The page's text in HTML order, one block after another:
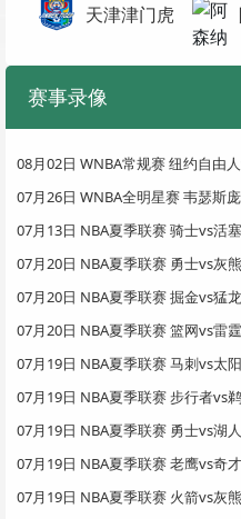
天津津门虎
赛事录像
07月13日 NBA夏季联赛 骑士vs活
07月20日 NBA夏季联赛 勇士vs灰
07月20日 NBA夏季联赛 掘金vs猛
07月20日 NBA夏季联赛 篮网vs雷
07月19日 NBA夏季联赛 马刺vs太
07月19日 NBA夏季联赛 步行者vs
07月19日 NBA夏季联赛 勇士vs湖
07月19日 NBA夏季联赛 老鹰vs奇
07月19日 NBA夏季联赛 火箭vs灰